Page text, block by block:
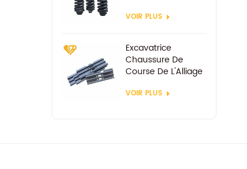
VOIR PLUS
Excavatrice
Chaussure De
Course De L'Alliage
Chenille
VOIR PLUS